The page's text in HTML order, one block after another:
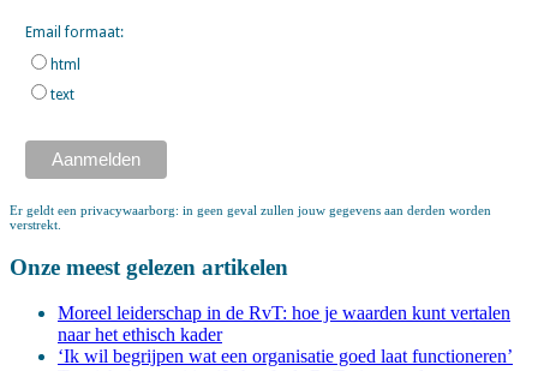
Email formaat:
html
text
Er geldt een privacywaarborg: in geen geval zullen jouw gegevens aan derden worden
verstrekt.
Onze meest gelezen artikelen
Moreel leiderschap in de RvT: hoe je waarden kunt vertalen
naar het ethisch kader
‘Ik wil begrijpen wat een organisatie goed laat functioneren’